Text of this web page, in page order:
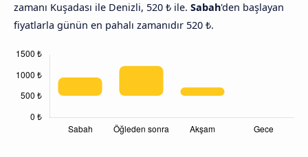
zamanı Kuşadası ile Denizli, 520 ₺ ile. Sabah'den başlayan
fiyatlarla günün en pahalı zamanıdır 520 ₺.